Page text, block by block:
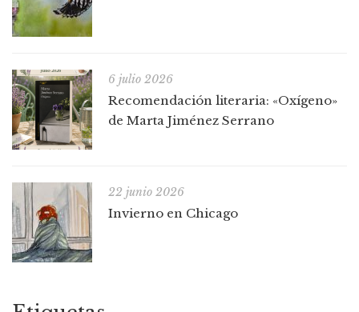
6 julio 2026
Recomendación literaria: «Oxígeno»
de Marta Jiménez Serrano
22 junio 2026
Invierno en Chicago